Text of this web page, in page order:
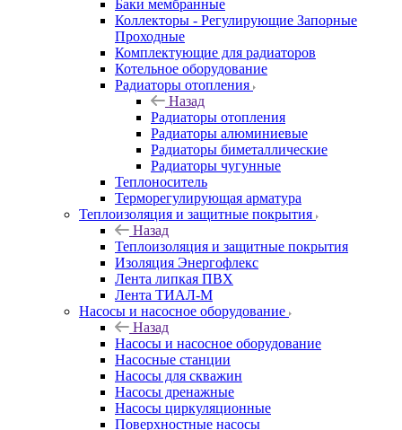
Баки мембранные
Коллекторы - Регулирующие Запорные
Проходные
Комплектующие для радиаторов
Котельное оборудование
Радиаторы отопления
Назад
Радиаторы отопления
Радиаторы алюминиевые
Радиаторы биметаллические
Радиаторы чугунные
Теплоноситель
Терморегулирующая арматура
Теплоизоляция и защитные покрытия
Назад
Теплоизоляция и защитные покрытия
Изоляция Энергофлекс
Лента липкая ПВХ
Лента ТИАЛ-М
Насосы и насосное оборудование
Назад
Насосы и насосное оборудование
Насосные станции
Насосы для скважин
Насосы дренажные
Насосы циркуляционные
Поверхностные насосы